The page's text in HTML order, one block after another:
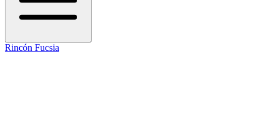
Rincón Fucsia